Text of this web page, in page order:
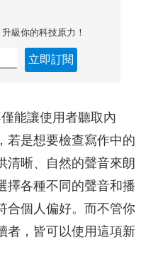
級你的科技原力！
立即訂閱
能讓使用者聽取內
若是想要檢查寫作中的
清晰、自然的聲音來朗
擇各種不同的聲音和播
合個人偏好。而不管你
者，皆可以使用這項新